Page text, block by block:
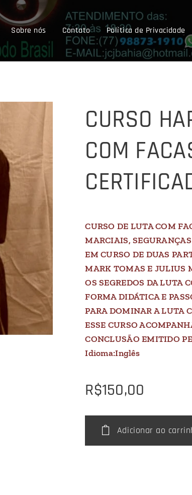
Sobre nós Contato Política de Privacidade
CURSO
COM
CURSO DE LUTA COM
MARCIAIS,
EM CURSO DE DUAS
MARK TOMAS E JULIUS
OS SEGREDOS DA LUTA
FORMA DIDÁTICA E
PARA DOMINAR A LUTA
ESSE CURSO
CONCLUSÃO EMITIDO
Idioma:Inglês
R$150,00
Adicionar ao